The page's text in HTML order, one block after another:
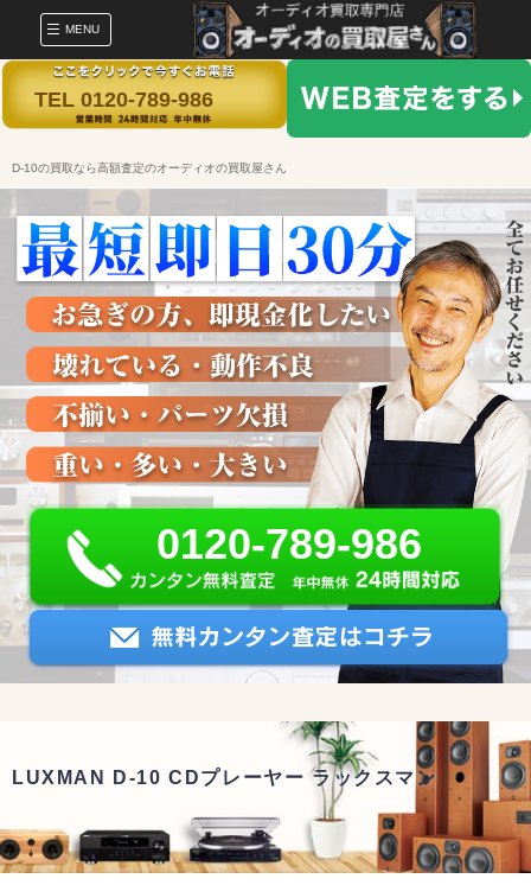
MENU
TEL 0120-789-986
D-10の買取なら高額査定のオーディオの買取屋さん
0120-789-986
LUXMAN D-10 CDプレーヤー ラックスマン